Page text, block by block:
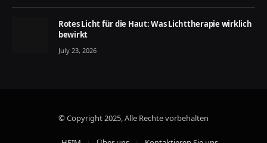
Rotes Licht für die Haut: Was Lichttherapie wirklich
bewirkt
July 23, 2026
© Copyright 2025, Alle Rechte vorbehalten